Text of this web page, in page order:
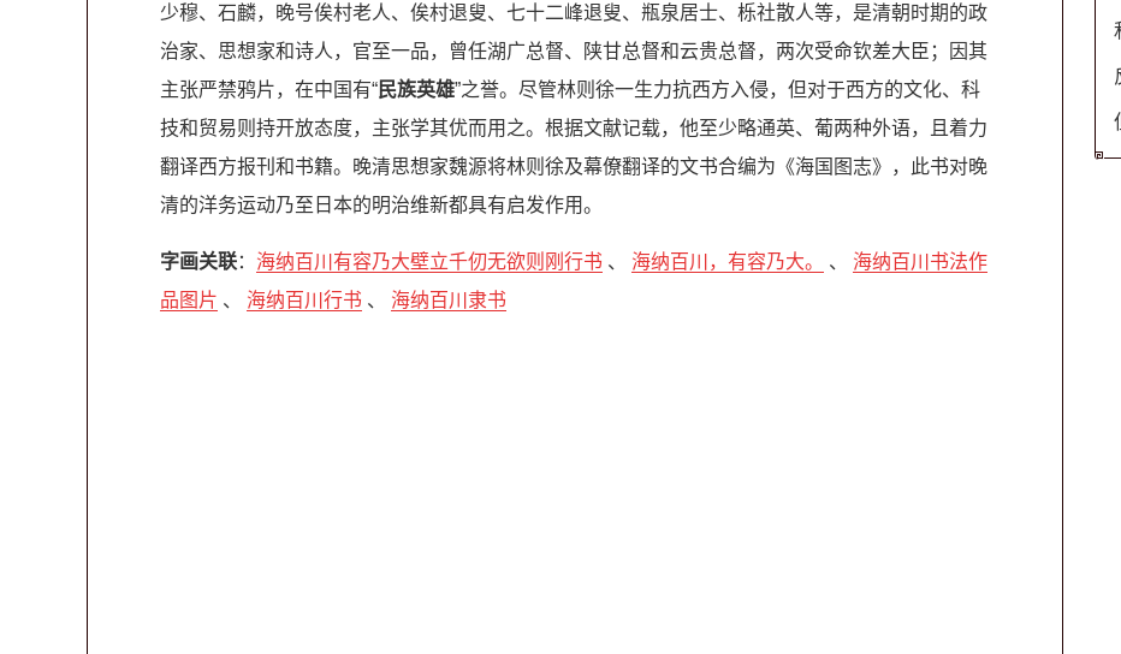
少穆、石麟，晚号俟村老人、俟村退叟、七十二峰退叟、瓶泉居士、栎社散人等，是清朝时期的政
治家、思想家和诗人，官至一品，曾任湖广总督、陕甘总督和云贵总督，两次受命钦差大臣；因其
主张严禁鸦片，在中国有“民族英雄”之誉。尽管林则徐一生力抗西方入侵，但对于西方的文化、科
技和贸易则持开放态度，主张学其优而用之。根据文献记载，他至少略通英、葡两种外语，且着力
翻译西方报刊和书籍。晚清思想家魏源将林则徐及幕僚翻译的文书合编为《海国图志》，此书对晚
清的洋务运动乃至日本的明治维新都具有启发作用。
字画关联： 海纳百川有容乃大壁立千仞无欲则刚行书 、 海纳百川，有容乃大。 、 海纳百川书法作
品图片 、 海纳百川行书 、 海纳百川隶书